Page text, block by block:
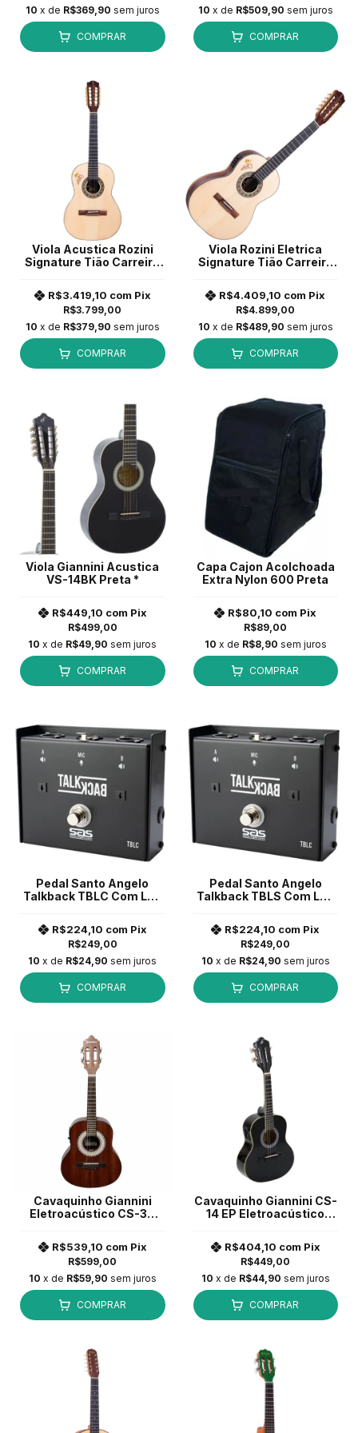
10 x de R$369,90 sem juros
COMPRAR
10 x de R$509,90 sem juros
COMPRAR
Viola Acustica Rozini
Signature Tião Carreiro
R$3.799,00
R$3.419,10 com Pix
10 x de R$379,90 sem juros
COMPRAR
Viola Rozini Eletrica
Signature Tião Carreiro
R$4.899,00
R$4.409,10 com Pix
10 x de R$489,90 sem juros
COMPRAR
Viola Giannini Acustica
VS-14BK Preta *
R$499,00
R$449,10 com Pix
10 x de R$49,90 sem juros
COMPRAR
Capa Cajon Acolchoada
Extra Nylon 600 Preta
R$89,00
R$80,10 com Pix
10 x de R$8,90 sem juros
COMPRAR
Pedal Santo Angelo
Talkback TBLC Com Led
R$249,00
R$224,10 com Pix
10 x de R$24,90 sem juros
COMPRAR
Pedal Santo Angelo
Talkback TBLS Com Led
R$249,00
R$224,10 com Pix
10 x de R$24,90 sem juros
COMPRAR
Cavaquinho Giannini
Eletroacústico CS-34
R$599,00
R$539,10 com Pix
10 x de R$59,90 sem juros
COMPRAR
Cavaquinho Giannini CS-
14 EP Eletroacústico
R$449,00
R$404,10 com Pix
10 x de R$44,90 sem juros
COMPRAR